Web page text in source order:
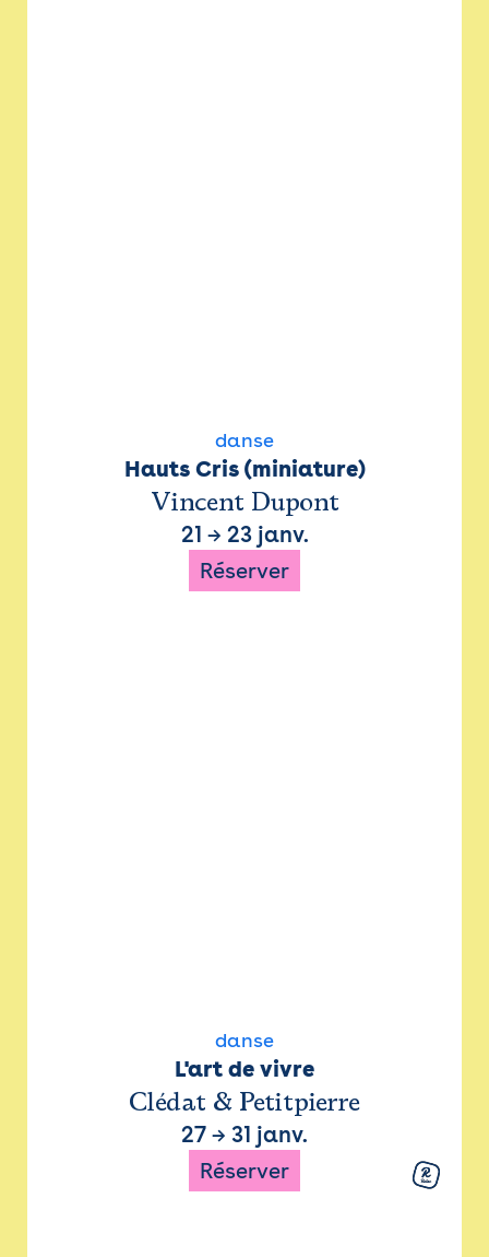
danse
Hauts Cris (miniature)
Vincent Dupont
21 → 23 janv.
Réserver
danse
L'art de vivre
Clédat & Petitpierre
27 → 31 janv.
Réserver